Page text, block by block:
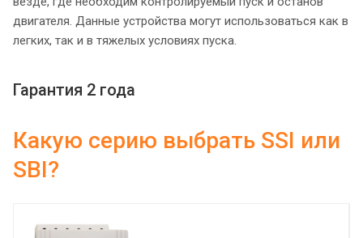
двигателя. Данные устройства могут использоваться как в
легких, так и в тяжелых условиях пуска.
Гарантия 2 года
Какую серию выбрать SSI или
SBI?